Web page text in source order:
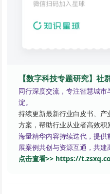
【数字科技专题研究】社
同行深度交流，专注智慧城
淀。
持续更新最新行业白皮书、
方案，帮助行业从业者高效积
海量精华内容持续迭代，提
展案例共创与资源互通，共建
点击查看>> https://